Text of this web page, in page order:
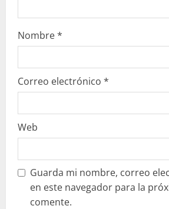
Nombre*
Correo electrónico *
Web
Guarda mi nombre, correo
en este navegador para la
comente.